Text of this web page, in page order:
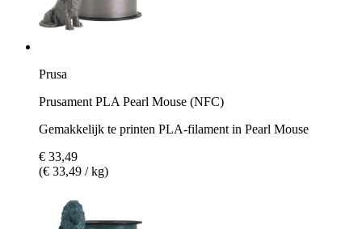
Prusa
Prusament PLA Pearl Mouse (NFC)
Gemakkelijk te printen PLA-filament in Pearl Mouse
€ 33,49
(€ 33,49 / kg)